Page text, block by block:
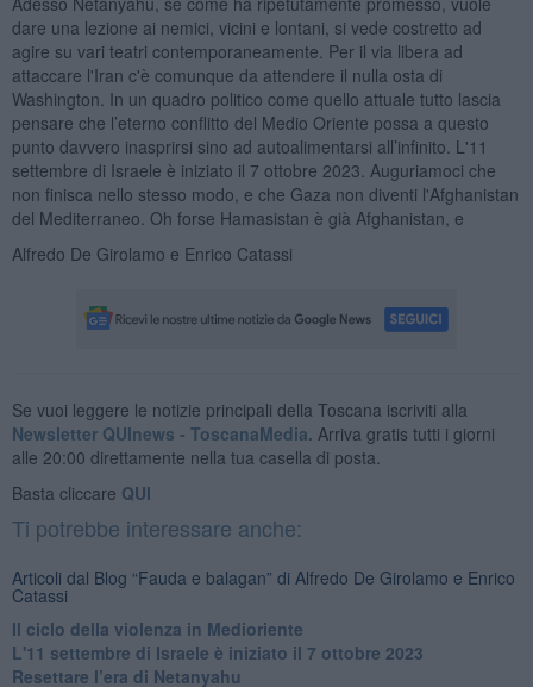
dare una lezione ai nemici, vicini e lontani, si vede costretto ad
agire su vari teatri contemporaneamente. Per il via libera ad
attaccare l'Iran c'è comunque da attendere il nulla osta di
Washington. In un quadro politico come quello attuale tutto lascia
pensare che l’eterno conflitto del Medio Oriente possa a questo
punto davvero inasprirsi sino ad autoalimentarsi all’infinito. L'11
settembre di Israele è iniziato il 7 ottobre 2023. Auguriamoci che
non finisca nello stesso modo, e che Gaza non diventi l'Afghanistan
del Mediterraneo. Oh forse Hamasistan è già Afghanistan, e
Alfredo De Girolamo e Enrico Catassi
Se vuoi leggere le notizie principali della Toscana iscriviti alla
Newsletter QUInews - ToscanaMedia. Arriva gratis tutti i giorni
alle 20:00 direttamente nella tua casella di posta.
Basta cliccare QUI
Ti potrebbe interessare anche:
Articoli dal Blog “Fauda e balagan” di Alfredo De Girolamo e Enrico
Catassi
Il ciclo della violenza in Medioriente
L'11 settembre di Israele è iniziato il 7 ottobre 2023
Resettare l’era di Netanyahu